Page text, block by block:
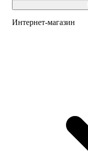
Интернет-магазин